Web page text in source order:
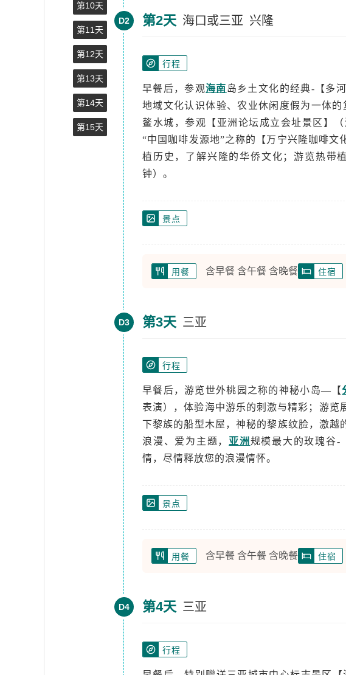
第10天
第11天
第12天
第13天
第14天
第15天
D2 第2天 海口或三亚 兴隆
行程
早餐后，参观海南岛乡土文化的经典-【多
地域文化认识体验、农业休闲度假为一体
鳌水城，参观【亚洲论坛成立会址景区】
“中国咖啡发源地”之称的【万宁兴隆咖啡
植历史，了解兴隆的华侨文化；游览热带
钟）。
景点
用餐 含早餐 含午餐 含晚餐 住宿
D3 第3天 三亚
行程
早餐后，游览世外桃园之称的神秘小岛—【
表演），体验海中游乐的刺激与精彩；游览
下黎族的船型木屋，神秘的黎族纹脸，激越
浪漫、爱为主题， 亚洲 规模最大的玫瑰谷-
情，尽情释放您的浪漫情怀。
景点
用餐 含早餐 含午餐 含晚餐 住宿
D4 第4天 三亚
行程